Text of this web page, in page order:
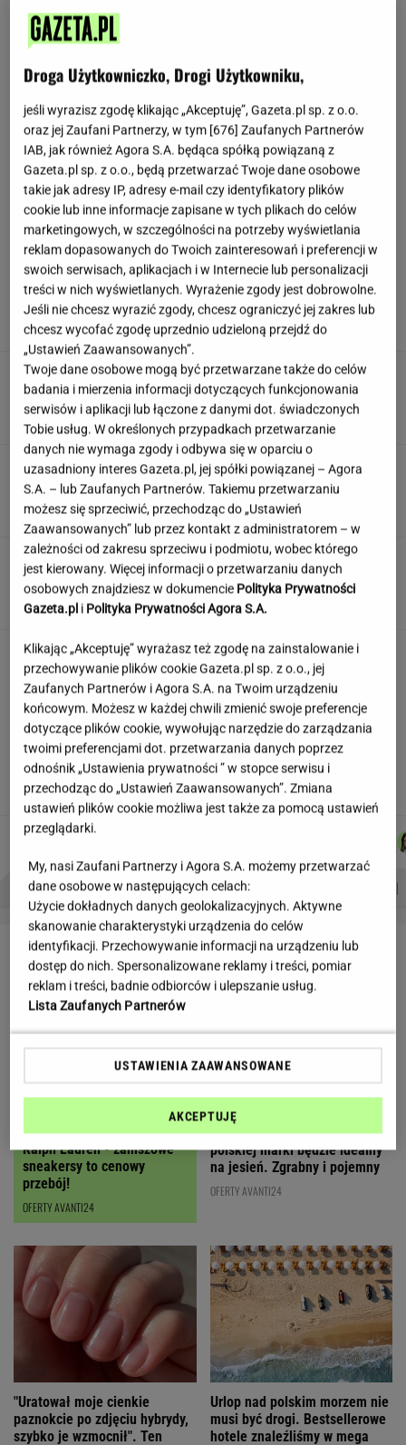
Takiej wpadki nikt się nie spodziewał. Stacja
od razu się wytłumaczyła
"Pionowe miasto" będzie mieć 140 metrów.
Jego wnętrze robi wrażenie
Quiz wiedzy ogólnej, który zmusi cię do
myślenia. Dasz się zagiąć?
To nie droga na skróty. Matka pokazuje, jak
naprawdę wygląda edukacja domowa
MATERIAŁ PROMOCYJNY
Partnerka Litewki po jego
śmierci: Niektórzy zlecieli się jak sępy
SUBSKRYPCJA
Najniższe poparcie dla PiS w sondażu od lat.
Doda i jej były mąż oskarżeni
PROBLEMY POLSKICH SIATKARZY ZNAK Z '30'
LETNIE OKAZJE
Czyszczenie magazynów
Ralph Lauren - zamszowe
sneakersy to cenowy
przebój!
OFERTY AVANTI24
Ten karmelowy kuferek od
polskiej marki będzie idealny
na jesień. Zgrabny i pojemny
OFERTY AVANTI24
"Uratował moje cienkie
paznokcie po zdjęciu hybrydy,
szybko je wzmocnił". Ten
Urlop nad polskim morzem nie
musi być drogi. Bestsellerowe
hotele znaleźliśmy w mega
Droga Użytkowniczko, Drogi Użytkowniku,
jeśli wyrazisz zgodę klikając „Akceptuję”, Gazeta.pl sp. z o.o.
oraz jej Zaufani Partnerzy, w tym [676] Zaufanych Partnerów
IAB, jak również Agora S.A. będąca spółką powiązaną z
Gazeta.pl sp. z o.o., będą przetwarzać Twoje dane osobowe
takie jak adresy IP, adresy e-mail czy identyfikatory plików
cookie lub inne informacje zapisane w tych plikach do celów
marketingowych, w szczególności na potrzeby wyświetlania
reklam dopasowanych do Twoich zainteresowań i preferencji w
swoich serwisach, aplikacjach i w Internecie lub personalizacji
treści w nich wyświetlanych. Wyrażenie zgody jest dobrowolne.
Jeśli nie chcesz wyrazić zgody, chcesz ograniczyć jej zakres lub
chcesz wycofać zgodę uprzednio udzieloną przejdź do
„Ustawień Zaawansowanych”.
Twoje dane osobowe mogą być przetwarzane także do celów
badania i mierzenia informacji dotyczących funkcjonowania
serwisów i aplikacji lub łączone z danymi dot. świadczonych
Tobie usług. W określonych przypadkach przetwarzanie
danych nie wymaga zgody i odbywa się w oparciu o
uzasadniony interes Gazeta.pl, jej spółki powiązanej – Agora
S.A. – lub Zaufanych Partnerów. Takiemu przetwarzaniu
możesz się sprzeciwić, przechodząc do „Ustawień
Zaawansowanych” lub przez kontakt z administratorem – w
zależności od zakresu sprzeciwu i podmiotu, wobec którego
jest kierowany. Więcej informacji o przetwarzaniu danych
osobowych znajdziesz w dokumencie Polityka Prywatności
Gazeta.pl i Polityka Prywatności Agora S.A.
Klikając „Akceptuję” wyrażasz też zgodę na zainstalowanie i
przechowywanie plików cookie Gazeta.pl sp. z o.o., jej
Zaufanych Partnerów i Agora S.A. na Twoim urządzeniu
końcowym. Możesz w każdej chwili zmienić swoje preferencje
dotyczące plików cookie, wywołując narzędzie do zarządzania
twoimi preferencjami dot. przetwarzania danych poprzez
odnośnik „Ustawienia prywatności ” w stopce serwisu i
przechodząc do „Ustawień Zaawansowanych”. Zmiana
ustawień plików cookie możliwa jest także za pomocą ustawień
przeglądarki.
My, nasi Zaufani Partnerzy i Agora S.A. możemy przetwarzać
dane osobowe w następujących celach:
Użycie dokładnych danych geolokalizacyjnych. Aktywne
skanowanie charakterystyki urządzenia do celów
identyfikacji. Przechowywanie informacji na urządzeniu lub
dostęp do nich. Spersonalizowane reklamy i treści, pomiar
reklam i treści, badnie odbiorców i ulepszanie usług.
Lista Zaufanych Partnerów
USTAWIENIA ZAAWANSOWANE
AKCEPTUJĘ